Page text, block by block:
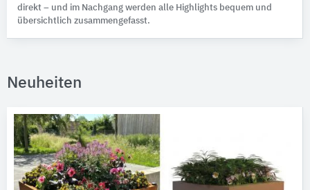
direkt – und im Nachgang werden alle Highlights bequem und
übersichtlich zusammengefasst.
Neuheiten